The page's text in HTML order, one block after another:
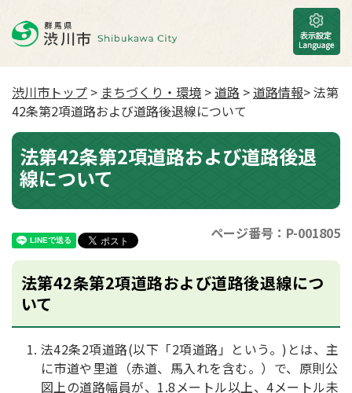
渋川市トップ > まちづくり・環境 >道路 >道路情報> 法第
42条第2項道路および道路後退線について
法第42条第2項道路および道路後退
線について
ページ番号：P-001805
法第42条第2項道路および道路後退線につ
いて
法42条2項道路(以下「2項道路」という。)とは、主
に市道や里道（赤道、馬入れを含む。）で、原則公
図上の道路幅員が、1.8メートル以上、4メートル未